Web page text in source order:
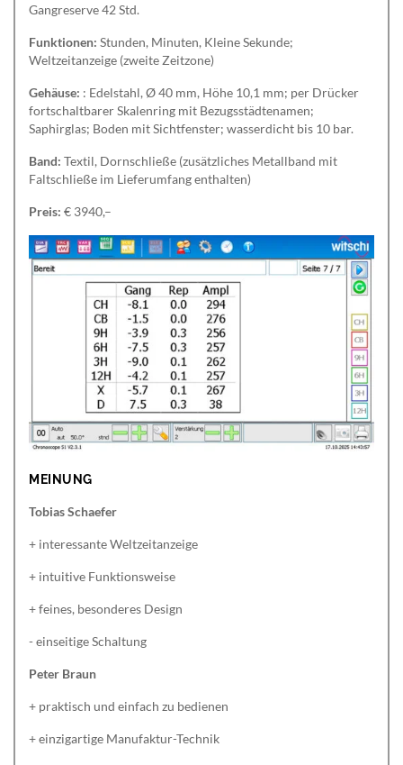
Gangreserve 42 Std.
Funktionen: Stunden, Minuten, Kleine Sekunde;
Weltzeitanzeige (zweite Zeitzone)
Gehäuse: : Edelstahl, Ø 40 mm, Höhe 10,1 mm; per Drücker
fortschaltbarer Skalenring mit Bezugsstädtenamen;
Saphirglas; Boden mit Sichtfenster; wasserdicht bis 10 bar.
Band: Textil, Dornschließe (zusätzliches Metallband mit
Faltschließe im Lieferumfang enthalten)
Preis: € 3940,–
MEINUNG
Tobias Schaefer
+ interessante Weltzeitanzeige
+ intuitive Funktionsweise
+ feines, besonderes Design
- einseitige Schaltung
Peter Braun
+ praktisch und einfach zu bedienen
+ einzigartige Manufaktur-Technik